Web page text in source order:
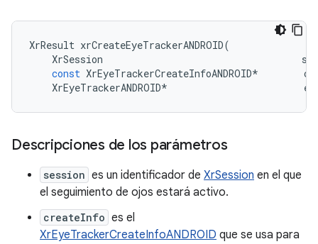
XrResult xrCreateEyeTrackerANDROID(
XrSession
const XrEyeTrackerCreateInfoANDROID*
XrEyeTrackerANDROID*
Descripciones de los parámetros
session es un identificador de XrSession en el que
el seguimiento de ojos estará activo.
createInfo es el
XrEyeTrackerCreateInfoANDROID que se usa para